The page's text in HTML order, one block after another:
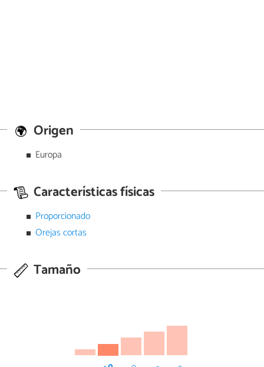
Origen
Europa
Características físicas
Proporcionado
Orejas cortas
Tamaño